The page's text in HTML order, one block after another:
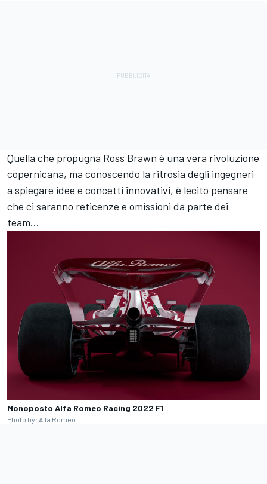
Quella che propugna Ross Brawn è una vera rivoluzione
copernicana, ma conoscendo la ritrosia degli ingegneri
a spiegare idee e concetti innovativi, è lecito pensare
che ci saranno reticenze e omissioni da parte dei
team…
Monoposto Alfa Romeo Racing 2022 F1
Photo by: Alfa Romeo